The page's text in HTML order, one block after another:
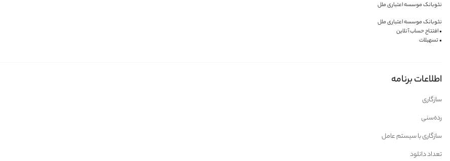
نئوبانک موسسه اعتباری ملل
نئوبانک موسسه اعتباری ملل
• افتتاح حساب آنلاین
• تسهیلات
اطلاعات برنامه
سازگاری
رده‌سنی
سازگاری با سیستم عامل
تعداد دانلود